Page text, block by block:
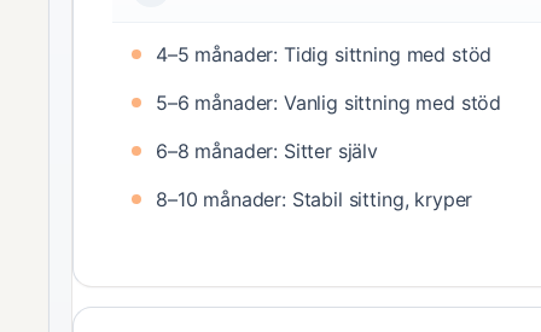
4–5 månader: Tidig sittning med stöd
5–6 månader: Vanlig sittning med stöd
6–8 månader: Sitter själv
8–10 månader: Stabil sitting, kryper